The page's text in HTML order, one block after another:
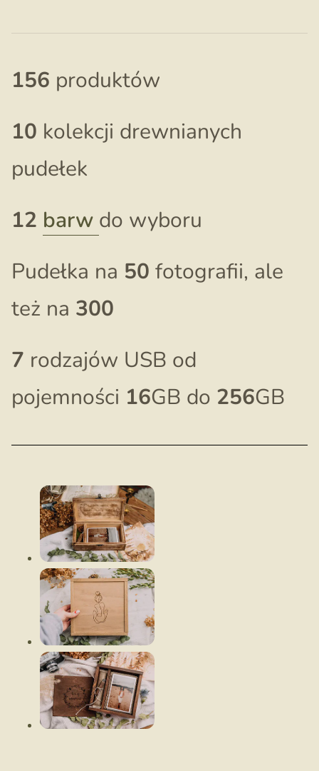
156 produktów
10 kolekcji drewnianych
pudełek
12 barw do wyboru
Pudełka na 50 fotografii, ale
też na 300
7 rodzajów USB od
pojemności 16GB do 256GB